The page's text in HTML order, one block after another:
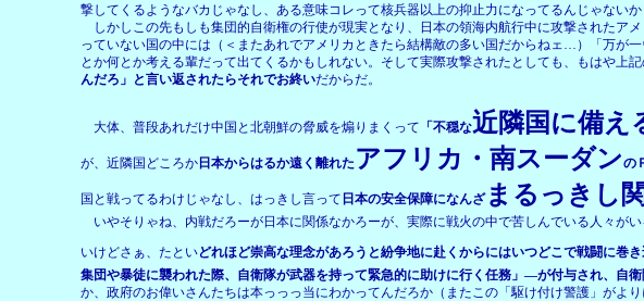
撃してくるようなバカじゃなし、ある意味コレって核兵器以上の抑止力になってるんじゃないか
しかしこの先もしも集団的自衛権の行使が現実となり、日本の領海内航行中に攻撃されたア
っていない国の中には（＜またあれでアメリカときたら結構敵の多い国だからねェ…）「万が
とか何とか考える輩だって出てくるかもしれない。そして実際攻撃されたとしても、もはや上
んだろ」と言い返されたらそれでお終いだからだ。
大体、普段あれだけ中国と北朝鮮の脅威を煽りまくって 「不穏な近隣国に備え
が、近隣国どころか日本からはるか遠く離れた アフリカ・南スーダンの
国と戦ってるわけじゃなし、はっきし言って 日本の安全保障になんざまるっきし
いやそりゃね、内戦だろーが日本に関係なかろーが、実際に戦火の中で苦しんでいる人々が
いけどさぁ、たといどれほど崇高な理念があろうと紛争地に赴くからにはいつどこで戦闘に巻
集団や暴徒に襲われた際、自衛隊が武器を持って緊急的に助けに行く任務」―が付与され、自
か、政府のお偉いさんたちは本っっっ当にわかってんだろか（またこの「駆け付け警護」がよ